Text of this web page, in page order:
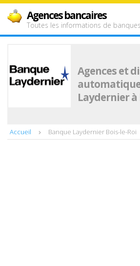
Agences bancaires
Toutes les informations de
Agences et
Laydernier à
Accueil Banque Laydernier Bois-le-Roi